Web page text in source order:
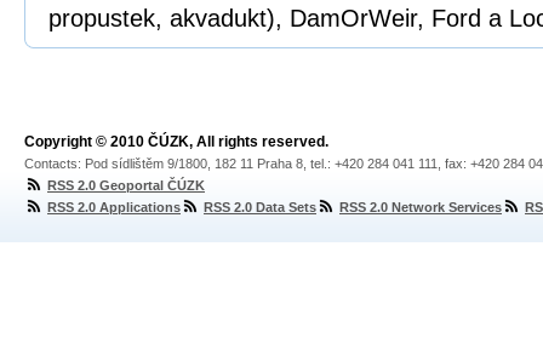
propustek, akvadukt), DamOrWeir, Ford a
Copyright © 2010 ČÚZK, All rights reserved.
Contacts: Pod sídlištěm 9/1800, 182 11 Praha 8, tel.: +420 284 041 111, fax: +420 284
RSS 2.0 Geoportal ČÚZK
RSS 2.0 Applications
RSS 2.0 Data Sets RSS 2.0 Network Services